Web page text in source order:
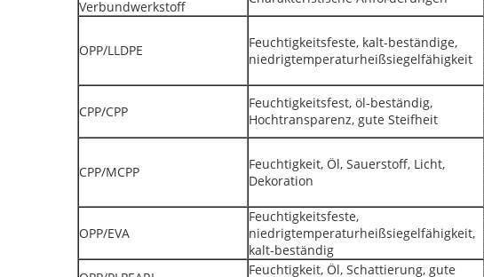
Verbundwerkstoff
OPP/LLDPE
Feuchtigkeitsfeste, kalt-beständige,
niedrigtemperaturheißsiegelfähigkeit
CPP/CPP
Feuchtigkeitsfest, öl-beständig,
Hochtransparenz, gute Steifheit
CPP/MCPP
Feuchtigkeit, Öl, Sauerstoff, Licht,
Dekoration
OPP/EVA
Feuchtigkeitsfeste,
niedrigtemperaturheißsiegelfähigkeit,
kalt-beständig
Feuchtigkeit, Öl, Schattierung, gute